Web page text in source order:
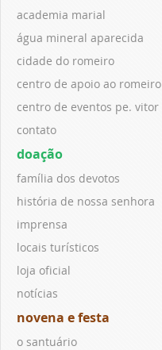
academia marial
água mineral aparecida
cidade do romeiro
centro de apoio ao romeiro
centro de eventos pe. vitor
contato
doação
família dos devotos
história de nossa senhora
imprensa
locais turísticos
loja oficial
notícias
novena e festa
o santuário